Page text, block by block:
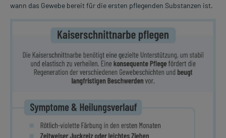
wann das Gewebe bereit für die ersten pflegenden Substanzen ist.